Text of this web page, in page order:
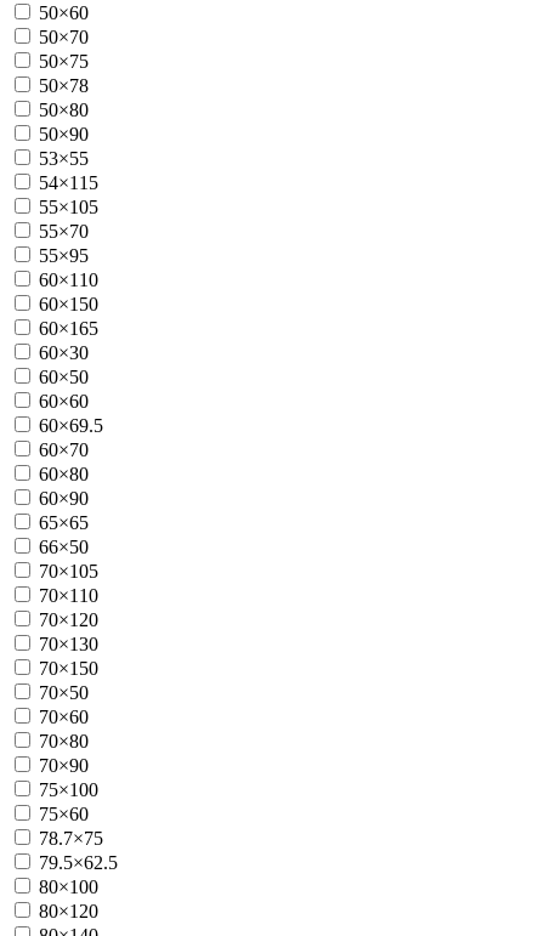
50×60
50×70
50×75
50×78
50×80
50×90
53×55
54×115
55×105
55×70
55×95
60×110
60×150
60×165
60×30
60×50
60×60
60×69.5
60×70
60×80
60×90
65×65
66×50
70×105
70×110
70×120
70×130
70×150
70×50
70×60
70×80
70×90
75×100
75×60
78.7×75
79.5×62.5
80×100
80×120